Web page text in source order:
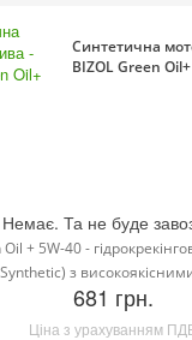
Синтетична
BIZOL Green
Немає. Та не буде
+ 5W-40 -
з
681 грн.
Ціна з урахуванням